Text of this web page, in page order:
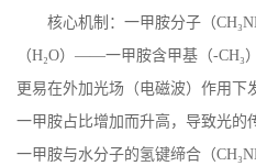
核心机制：一甲胺分子（CH₃
（H₂O）——一甲胺含甲基（-CH₃
更易在外加光场（电磁波）作用下
一甲胺占比增加而升高，导致光的
一甲胺与水分子的氢键缔合（CH₃